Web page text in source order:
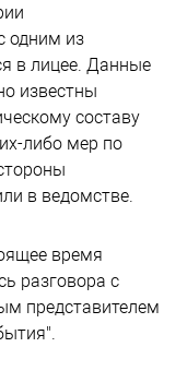
одним из
в лицее. Данные
известны
составу
либо мер по
в ведомстве.
время
разговора с
представителем